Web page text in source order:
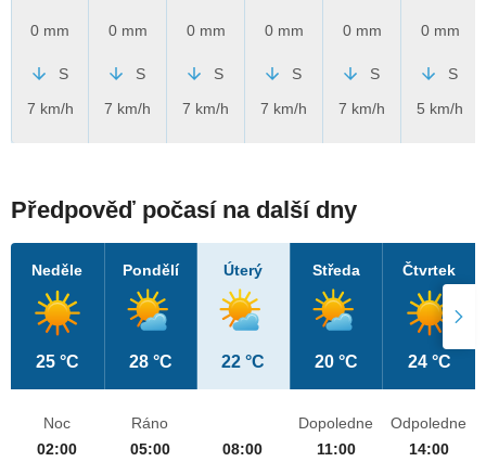
0 mm
S
7 km/h
0 mm
S
7 km/h
0 mm
S
7 km/h
0 mm
S
7 km/h
0 mm
S
7 km/h
0 mm
S
5 km/h
Předpověď počasí na další dny
Neděle
25 °C
Pondělí
28 °C
Úterý
22 °C
Středa
20 °C
Čtvrtek
24 °C
Noc
02:00
Ráno
05:00
08:00
Dopoledne
11:00
Odpoledne
14:00